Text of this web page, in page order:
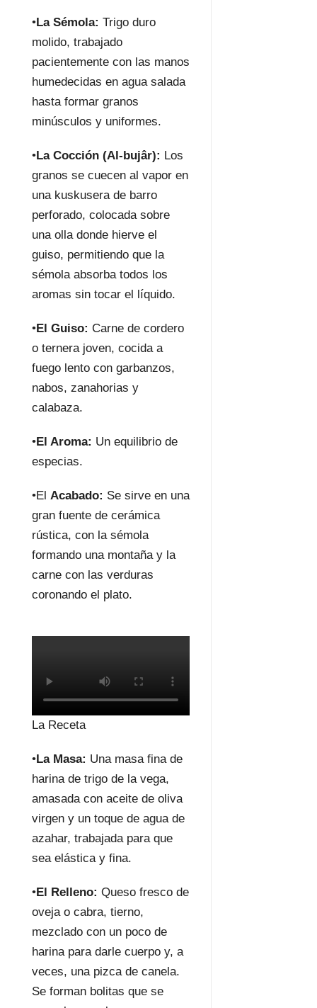
•La Sémola: Trigo duro
molido, trabajado
pacientemente con las manos
humedecidas en agua salada
hasta formar granos
minúsculos y uniformes.
•La Cocción (Al- bujâr): Los
granos se cuecen al vapor en
una kuskusera de barro
perforado, colocada sobre
una olla donde hierve el
guiso, permitiendo que la
sémola absorba todos los
aromas sin tocar el líquido.
•El Guiso: Carne de cordero
o ternera joven, cocida a
fuego lento con garbanzos,
nabos, zanahorias y
calabaza.
•El Aroma: Un equilibrio de
especias.
•El Acabado: Se sirve en una
gran fuente de cerámica
rústica, con la sémola
formando una montaña y la
carne con las verduras
coronando el plato.
La Receta
•La Masa: Una masa fina de
harina de trigo de la vega,
amasada con aceite de oliva
virgen y un toque de agua de
azahar, trabajada para que
sea elástica y fina.
•El Relleno: Queso fresco de
oveja o cabra, tierno,
mezclado con un poco de
harina para darle cuerpo y, a
veces, una pizca de canela.
Se forman bolitas que se